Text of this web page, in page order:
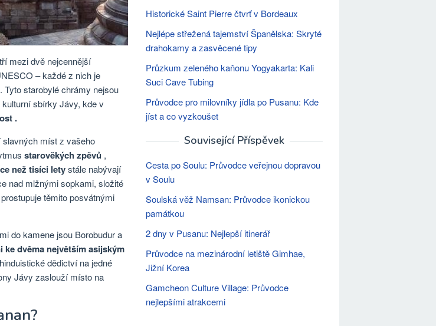
mezi dvě nejcennější
– každé z nich je
starobylé chrámy nejsou
sbírky Jávy, kde v
.
slavných míst z vašeho
starověkých zpěvů ,
než tisíci letystále nabývají
nad mlžnými sopkami, složité
těmito posvátnými
do kamene jsou Borobudur a
ke dvěma největším asijským
dědictví na jedné
Jávy zaslouží místo na
Historické Saint Pierre čtvrť v Bordeaux
Nejlépe střežená tajemství Španělska: Skryté
drahokamy a zasvěcené tipy
Průzkum zeleného kaňonu Yogyakarta: Kali
Suci Cave Tubing
Průvodce pro milovníky jídla po Pusanu: Kde
jíst a co vyzkoušet
Související Příspěvek
Cesta po Soulu: Průvodce veřejnou dopravou
v Soulu
Soulská věž Namsan: Průvodce ikonickou
památkou
2 dny v Pusanu: Nejlepší itinerář
Průvodce na mezinárodní letiště Gimhae,
Jižní Korea
Gamcheon Culture Village: Průvodce
nejlepšími atrakcemi